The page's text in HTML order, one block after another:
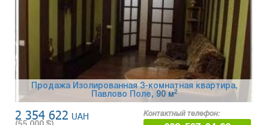
Продажа Изолированная 3-комнатная квартира,
Павлово Поле, 90 м2
2 354 622 UAH Контактный телефон: